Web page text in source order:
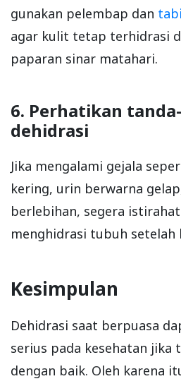
gunakan pelembap dan
agar kulit tetap terhidrasi
paparan sinar matahari.
6. Perhatikan
dehidrasi
Jika mengalami gejala
kering, urin berwarna
berlebihan, segera
menghidrasi tubuh setelah
Kesimpulan
Dehidrasi saat berpuasa
serius pada kesehatan jika
dengan baik. Oleh karena